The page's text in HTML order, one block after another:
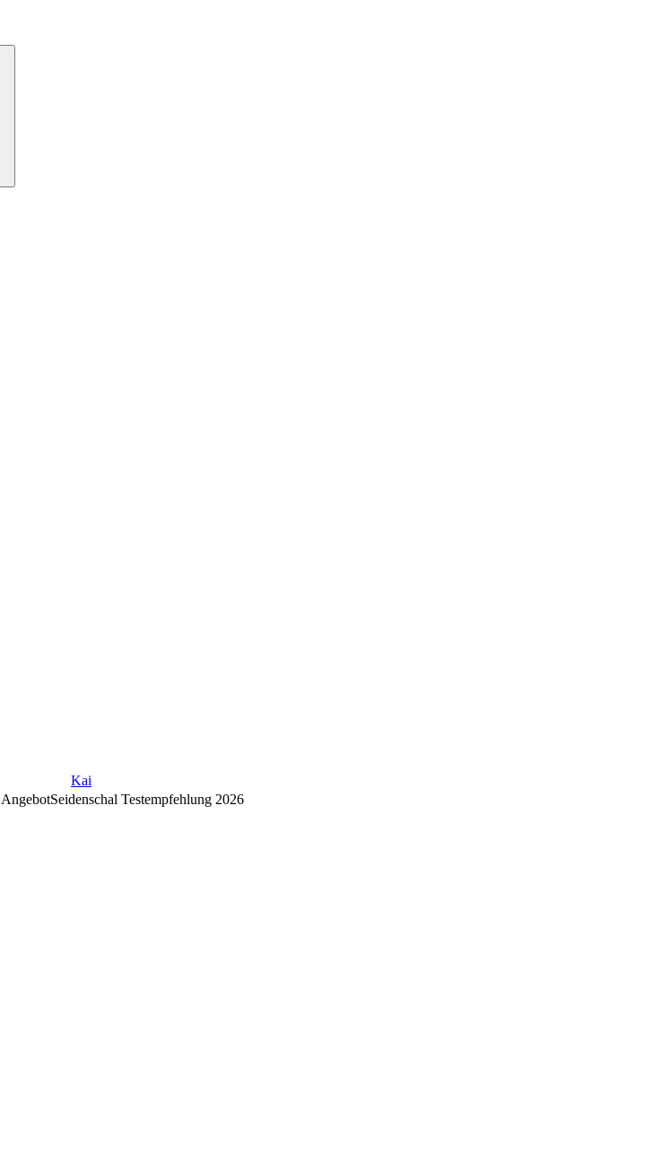
Kai
AngebotSeidenschal Testempfehlung 2026